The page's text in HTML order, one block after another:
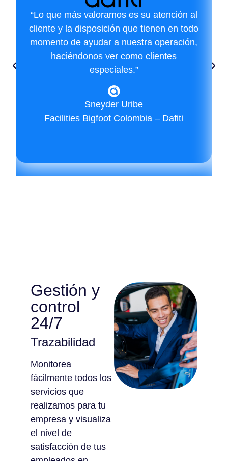
“Lo que más valoramos es su atención al
cliente y la disposición que tienen en todo
momento de ayudar a nuestra operación,
haciéndonos ver como clientes
especiales.”
Sneyder Uribe
Facilities Bigfoot Colombia – Dafiti
Gestión y
control
24/7
Trazabilidad
Monitorea
fácilmente todos los
servicios que
realizamos para tu
empresa y visualiza
el nivel de
satisfacción de tus